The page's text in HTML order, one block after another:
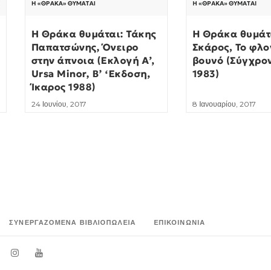
Η «ΘΡΆΚΑ» ΘΥΜΆΤΑΙ
Η Θράκα θυμάται: Τάκης
Παπατσώνης, Όνειρο
στην άπνοια (Εκλογή Α’,
Ursa Minor, Β’ ‘Εκδοση,
Ίκαρος 1988)
24 Ιουνίου, 2017
Η «ΘΡΆΚΑ» ΘΥΜΆΤΑΙ
Η Θράκα
Σκάρος, Το
βουνό
1983)
8 Ιανουαρίου, 2017
ΣΥΝΕΡΓΑΖΌΜΕΝΑ ΒΙΒΛΙΟΠΩΛΕΊΑ ΕΠΙΚΟΙΝΩΝΊΑ